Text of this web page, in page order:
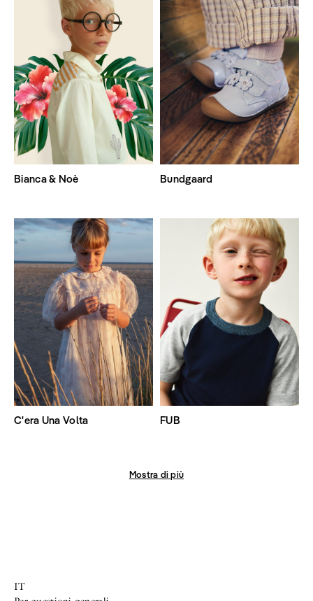
Bianca & Noè Bundgaard
C'era Una Volta FUB
Mostra di più
IT